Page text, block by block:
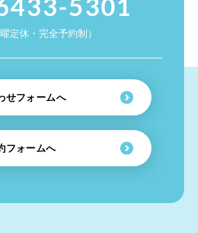
5301
曜定休・完全予約制）
せフォームへ
フォームへ